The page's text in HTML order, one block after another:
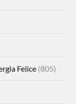
Felice (805)